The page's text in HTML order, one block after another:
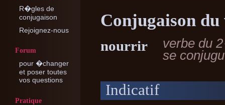
R�gles de
conjugaison
Rejoignez-nous
Forum
pour �changer
et poser toutes
vos questions
Pratique
Conjugaison
nourrir
verbe du
se
Indicatif